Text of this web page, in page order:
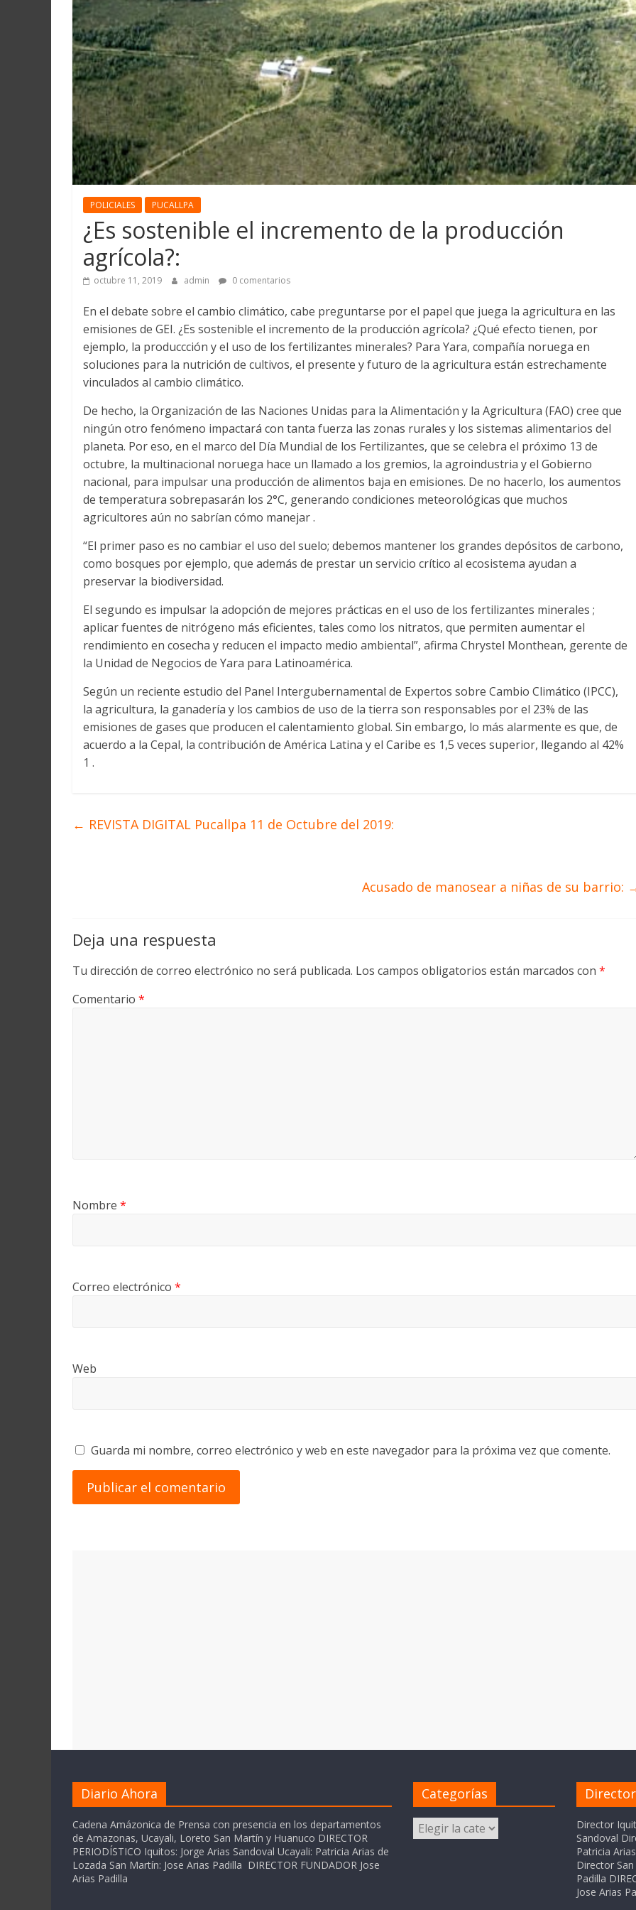
Martín
y
Loreto
POLICIALES PUCALLPA
¿Es sostenible el incremento de la producción
agrícola?:
octubre 11, 2019 admin 0 comentarios
En el debate sobre el cambio climático, cabe preguntarse por el papel que juega la agricultura en las
emisiones de GEI. ¿Es sostenible el incremento de la producción agrícola? ¿Qué efecto tienen, por
ejemplo, la produccción y el uso de los fertilizantes minerales? Para Yara, compañía noruega en
soluciones para la nutrición de cultivos, el presente y futuro de la agricultura están estrechamente
vinculados al cambio climático.
De hecho, la Organización de las Naciones Unidas para la Alimentación y la Agricultura (FAO) cree que
ningún otro fenómeno impactará con tanta fuerza las zonas rurales y los sistemas alimentarios del
planeta. Por eso, en el marco del Día Mundial de los Fertilizantes, que se celebra el próximo 13 de
octubre, la multinacional noruega hace un llamado a los gremios, la agroindustria y el Gobierno
nacional, para impulsar una producción de alimentos baja en emisiones. De no hacerlo, los aumentos
de temperatura sobrepasarán los 2°C, generando condiciones meteorológicas que muchos
agricultores aún no sabrían cómo manejar .
“El primer paso es no cambiar el uso del suelo; debemos mantener los grandes depósitos de carbono,
como bosques por ejemplo, que además de prestar un servicio crítico al ecosistema ayudan a
preservar la biodiversidad.
El segundo es impulsar la adopción de mejores prácticas en el uso de los fertilizantes minerales ;
aplicar fuentes de nitrógeno más eficientes, tales como los nitratos, que permiten aumentar el
rendimiento en cosecha y reducen el impacto medio ambiental”, afirma Chrystel Monthean, gerente de
la Unidad de Negocios de Yara para Latinoamérica.
Según un reciente estudio del Panel Intergubernamental de Expertos sobre Cambio Climático (IPCC),
la agricultura, la ganadería y los cambios de uso de la tierra son responsables por el 23% de las
emisiones de gases que producen el calentamiento global. Sin embargo, lo más alarmente es que, de
acuerdo a la Cepal, la contribución de América Latina y el Caribe es 1,5 veces superior, llegando al 42%
1 .
← REVISTA DIGITAL Pucallpa 11 de Octubre del 2019:
Acusado de manosear a niñas de su barrio:
Deja una respuesta
Tu dirección de correo electrónico no será publicada. Los campos obligatorios están marcados con *
Comentario *
Nombre *
Correo electrónico *
Web
Guarda mi nombre, correo electrónico y web en este navegador para la próxima vez que comente.
Diario Ahora
Cadena Amázonica de Prensa con presencia en los departamentos
de Amazonas, Ucayali, Loreto San Martín y Huanuco DIRECTOR
PERIODÍSTICO Iquitos: Jorge Arias Sandoval Ucayali: Patricia Arias de
Lozada San Martín: Jose Arias Padilla DIRECTOR FUNDADOR Jose
Arias Padilla
Categorías
Categorías
Director
Sandoval
Patricia
Director
Padilla
Jose Arias